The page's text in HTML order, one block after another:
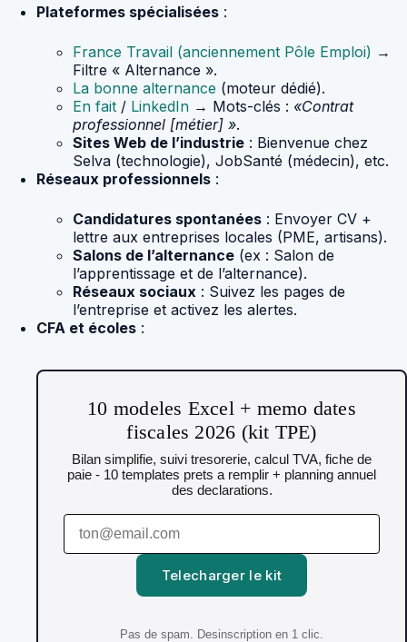
Plateformes spécialisées :
France Travail (anciennement Pôle Emploi) →
Filtre « Alternance ».
La bonne alternance (moteur dédié).
En fait / LinkedIn → Mots-clés : «Contrat
professionnel [métier] ».
Sites Web de l’industrie : Bienvenue chez
Selva (technologie), JobSanté (médecin), etc.
Réseaux professionnels :
Candidatures spontanées : Envoyer CV +
lettre aux entreprises locales (PME, artisans).
Salons de l’alternance (ex : Salon de
l’apprentissage et de l’alternance).
Réseaux sociaux : Suivez les pages de
l’entreprise et activez les alertes.
CFA et écoles :
10 modeles Excel + memo dates
fiscales 2026 (kit TPE)
Bilan simplifie, suivi tresorerie, calcul TVA, fiche de
paie - 10 templates prets a remplir + planning annuel
des declarations.
Telecharger le kit
Pas de spam. Desinscription en 1 clic.